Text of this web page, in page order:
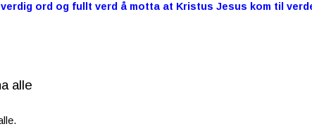
ord og fullt verd å motta at Kristus Jesus kom til
alle